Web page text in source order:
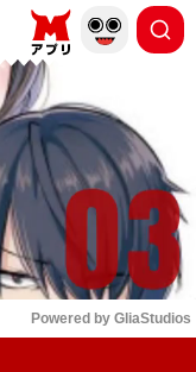
もっと読む
Powered by GliaStudios